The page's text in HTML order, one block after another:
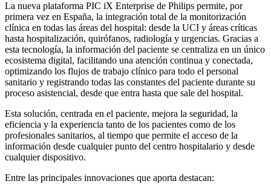
La nueva plataforma PIC iX Enterprise de Philips permite, por
primera vez en España, la integración total de la monitorización
clínica en todas las áreas del hospital: desde la UCI y áreas críticas
hasta hospitalización, quirófanos, radiología y urgencias. Gracias a
esta tecnología, la información del paciente se centraliza en un único
ecosistema digital, facilitando una atención continua y conectada,
optimizando los flujos de trabajo clínico para todo el personal
sanitario y registrando todas las constantes del paciente durante su
proceso asistencial, desde que entra hasta que sale del hospital.
Esta solución, centrada en el paciente, mejora la seguridad, la
eficiencia y la experiencia tanto de los pacientes como de los
profesionales sanitarios, al tiempo que permite el acceso de la
información desde cualquier punto del centro hospitalario y desde
cualquier dispositivo.
Entre las principales innovaciones que aporta destacan: